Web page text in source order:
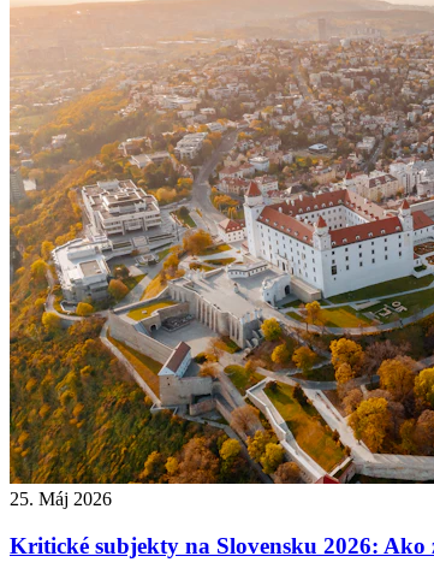
25. Máj 2026
Kritické subjekty na Slovensku 2026: